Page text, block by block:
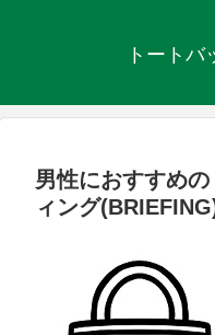
トートバ
男性におすすめ
ィング